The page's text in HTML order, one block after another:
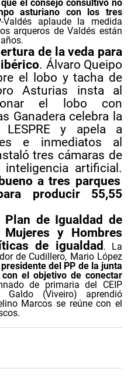
el consejo consultivo no
asturiano con los tres
Valdés aplaude la medida
arqueros de Valdés están
de la veda para
. Álvaro Queipo
el lobo y tacha de
Asturias insta al
el lobo con
Ganadera celebra la
y apela a
e inmediatos al
tres cámaras de
artificial.
a tres parques
producir 55,55
de Igualdad de
y Hombres
de igualdad. La
de Cudillero, Mario López
del PP de la junta
el objetivo de conectar
de primaria del CEIP
(Viveiro) aprendió
Marcos se reúne con el